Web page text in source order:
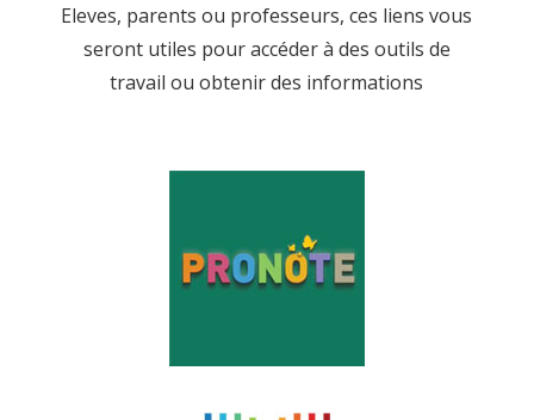
Eleves, parents ou professeurs, ces liens vous
seront utiles pour accéder à des outils de
travail ou obtenir des informations